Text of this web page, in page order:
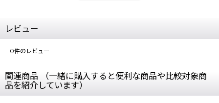
レビュー
0件のレビュー
関連商品 （一緒に購入すると便利な商品や比較対象商
品を紹介しています）